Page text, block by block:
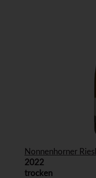
Nonnenhorner
2022
trocken